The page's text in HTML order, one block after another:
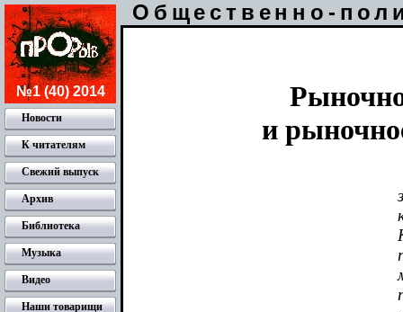
Общественно-
и
№1 (40) 2014
Новости
К читателям
Свежий выпуск
Архив
Библиотека
Музыка
Видео
Наши товарищи